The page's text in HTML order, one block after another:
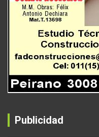
Publicidad